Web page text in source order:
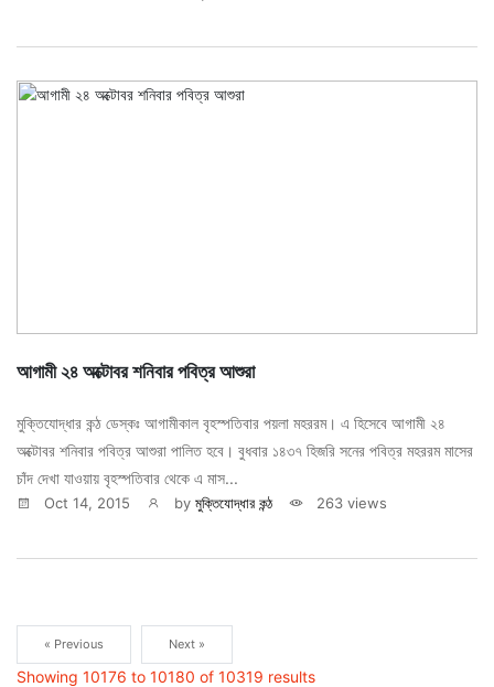
আগামী ২৪ অক্টোবর শনিবার পবিত্র আশুরা
মুক্তিযোদ্ধার কন্ঠ ডেস্কঃ আগামীকাল বৃহস্পতিবার পয়লা মহররম। এ হিসেবে আগামী ২৪
অক্টোবর শনিবার পবিত্র আশুরা পালিত হবে। বুধবার ১৪৩৭ হিজরি সনের পবিত্র মহররম মাসের
চাঁদ দেখা যাওয়ায় বৃহস্পতিবার থেকে এ মাস...
Oct 14, 2015 by মুক্তিযোদ্ধার কন্ঠ 263 views
« Previous Next »
Showing 10176 to 10180 of 10319 results